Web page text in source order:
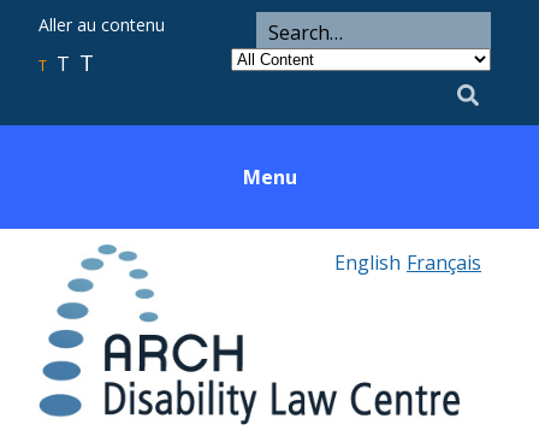
Aller au contenu
T T T
ARCH
Search
Utility
Search
for
Category
Menu
English Français